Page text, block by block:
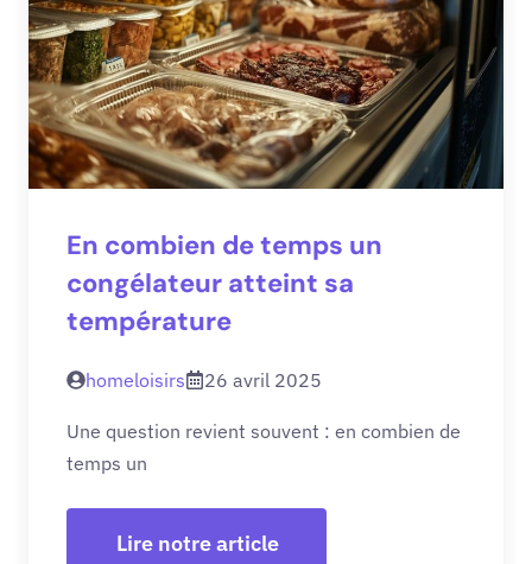
En combien de temps un
congélateur atteint sa
température
homeloisirs 26 avril 2025
Une question revient souvent : en combien de
temps un
Lire notre article